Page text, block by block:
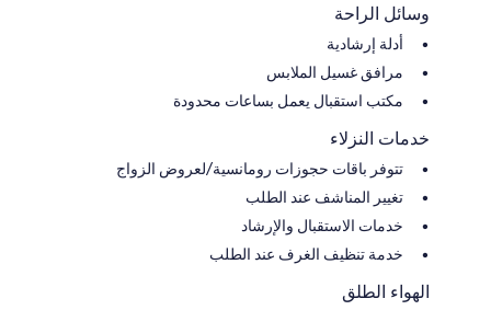
وسائل الراحة
أدلة إرشادية
مرافق غسيل الملابس
مكتب استقبال يعمل بساعات محدودة
خدمات النزلاء
تتوفر باقات حجوزات رومانسية/لعروض الزواج
تغيير المناشف عند الطلب
خدمات الاستقبال والإرشاد
خدمة تنظيف الغرف عند الطلب
الهواء الطلق